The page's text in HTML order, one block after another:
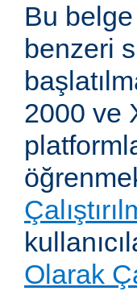
Bu
benzeri
2000 ve
Olarak